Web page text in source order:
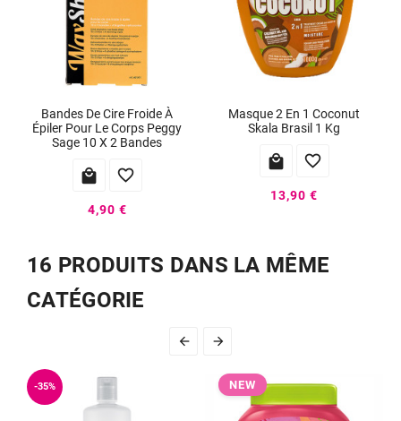
Bandes De Cire Froide À
Épiler Pour Le Corps Peggy
Sage 10 X 2 Bandes
 
4,90 €
Masque 2 En 1 Coconut
Skala Brasil 1 Kg
 
13,90 €
16 PRODUITS DANS LA MÊME
CATÉGORIE
 
-35% NEW